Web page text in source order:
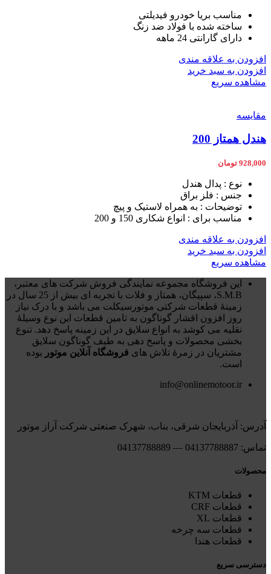
مناسب بریا خودرو فیدیلتی
ساخته شده با فولاد ضد زنگ
دارای گارانتی 24 ماهه
افزودن به علاقه مندی
افزودن به سبد خرید
مشاهده سریع
مقایسه
هندل همتاز 200
928,000 تومان
نوع : پدال هندل
جنس : فلز براق
توضیحات : به همراه لاستیک و پیچ
مناسب برای : انواع شکاری 150 و 200
افزودن به علاقه مندی
افزودن به سبد خرید
مشاهده سریع
این فروشگاه مجموعه نمایندگی فروش شرکت های معتبر،
S.M.B، سپیگان، همتاز و فلات با تجربه ای بیش از 25 سال در
زمینۀ قطعات شرکتی موتورسیکلت می باشد و با درک نیاز
روز افزون اقشار گوناگون به تامین قطعات این نوع وسیلۀ
نقلیه می کوشد به انواع سلایق در این زمینه پاسخ دهد. تنوع
بخشی محصولات و پاسخ دهی به طیف گوناگون سلایق
مشتریان در زمرۀ تلاش های فروشگاه آنلاین موتور بوده
است.
info@onlinemotoor.ir
آدرس: آذربایجان شرقی، بناب، شهرک صنعتی شرکت آراز موتور
تماس: 04137788887 — 04137788889
محصولات
قطعات KTM
قطعات CRF
قطعات XL
قطعات سه چرخه
قطعات هندا
دسترسی سریع